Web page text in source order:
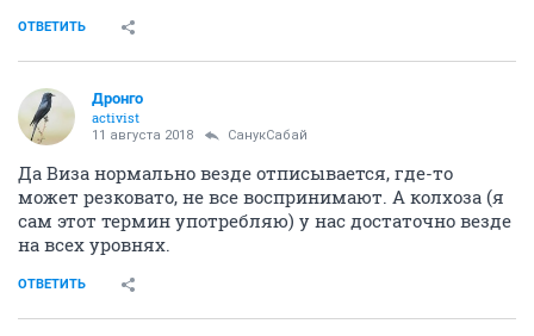
ОТВЕТИТЬ
Дронго
activist
11 августа 2018 СанукСабай
Да Виза нормально везде отписывается, где-то
может резковато, не все воспринимают. А колхоза (я
сам этот термин употребляю) у нас достаточно везде
на всех уровнях.
ОТВЕТИТЬ